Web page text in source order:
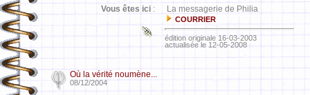
Vous êtes ici : La messagerie de Philia
COURRIER
édition originale 16-03-2003
actualisée le 12-05-2008
Où la vérité noumène...
08/12/2004